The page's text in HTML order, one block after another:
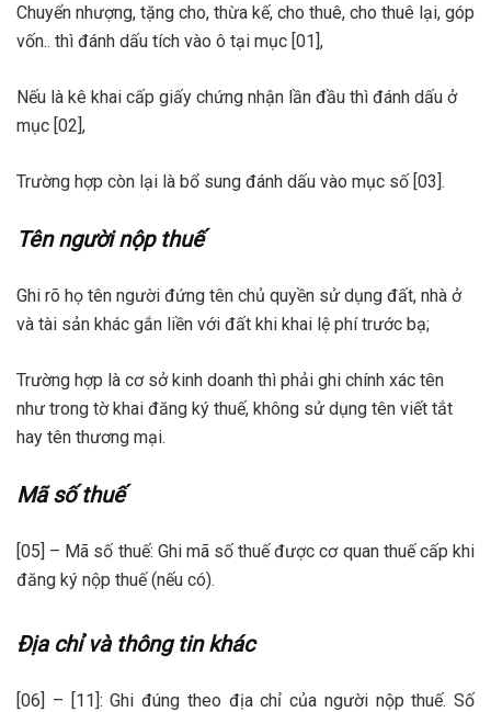
Chuyển nhượng, tặng cho, thừa kế, cho thuê, cho thuê lại, góp
vốn.. thì đánh dấu tích vào ô tại mục [01],
Nếu là kê khai cấp giấy chứng nhận lần đầu thì đánh dấu ở
mục [02],
Trường hợp còn lại là bổ sung đánh dấu vào mục số [03].
Tên người nộp thuế
Ghi rõ họ tên người đứng tên chủ quyền sử dụng đất, nhà ở
và tài sản khác gắn liền với đất khi khai lệ phí trước bạ;
Trường hợp là cơ sở kinh doanh thì phải ghi chính xác tên
như trong tờ khai đăng ký thuế, không sử dụng tên viết tắt
hay tên thương mại.
Mã số thuế
[05] – Mã số thuế: Ghi mã số thuế được cơ quan thuế cấp khi
đăng ký nộp thuế (nếu có).
Địa chỉ và thông tin khác
[06] – [11]: Ghi đúng theo địa chỉ của người nộp thuế. Số